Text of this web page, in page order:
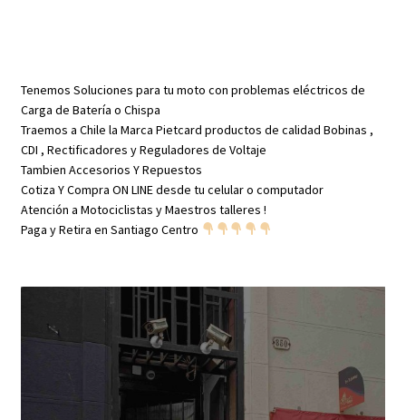
Tenemos Soluciones para tu moto con problemas eléctricos de
Carga de Batería o Chispa
Traemos a Chile la Marca Pietcard productos de calidad Bobinas ,
CDI , Rectificadores y Reguladores de Voltaje
Tambien Accesorios Y Repuestos
Cotiza Y Compra ON LINE desde tu celular o computador
Atención a Motociclistas y Maestros talleres !
Paga y Retira en Santiago Centro